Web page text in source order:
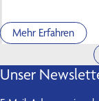
Mehr Erfahren
Unser